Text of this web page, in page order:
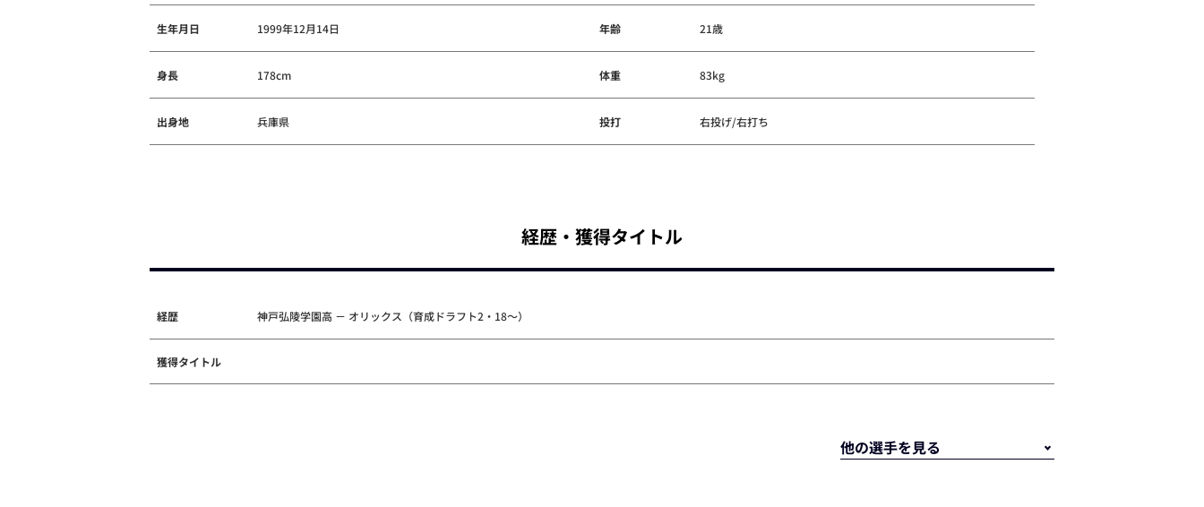
生年月日 1999年12月14日 年齢 21歳
身長 178cm 体重 83kg
出身地 兵庫県 投打 右投げ/右打ち
経歴・獲得タイトル
経歴 神戸弘陵学園高 － オリックス（育成ドラフト2・18～）
獲得タイトル